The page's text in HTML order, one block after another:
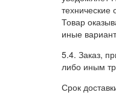
Товар
иные
5.4. Заказ,
либо иным
Срок